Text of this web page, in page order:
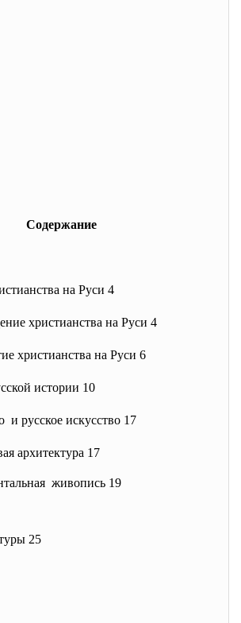
Содержание
на Руси 4
христианства на Руси 4
христианства на Руси 6
истории 10
и русское искусство 17
архитектура 17
живопись 19
25